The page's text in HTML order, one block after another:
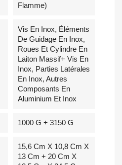
Flamme)
Vis En Inox, Éléments
De Guidage En Inox,
Roues Et Cylindre En
Laiton Massif+ Vis En
Inox, Parties Latérales
En Inox, Autres
Composants En
Aluminium Et Inox
1000 G + 3150 G
15,6 Cm X 10,8 Cm X
13 Cm + 20 Cm X